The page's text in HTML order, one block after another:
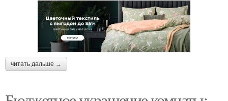
читать дальше →